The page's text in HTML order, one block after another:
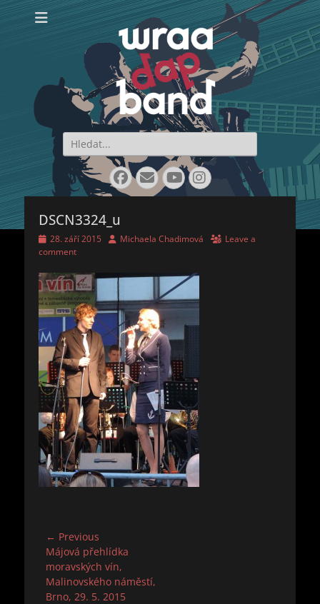
WraaDap Band
Search
for:
Facebook
EmailYouTube
Instagram
DSCN3324_u
Posted
on
28. září 2015 AuthorMichaela Chadimová
Leave a
comment
Navigace
pro
příspěvek
← Previous
Previous
post:
Májová přehlídka
moravských vín,
Malinovského náměstí,
Brno, 29. 5. 2015